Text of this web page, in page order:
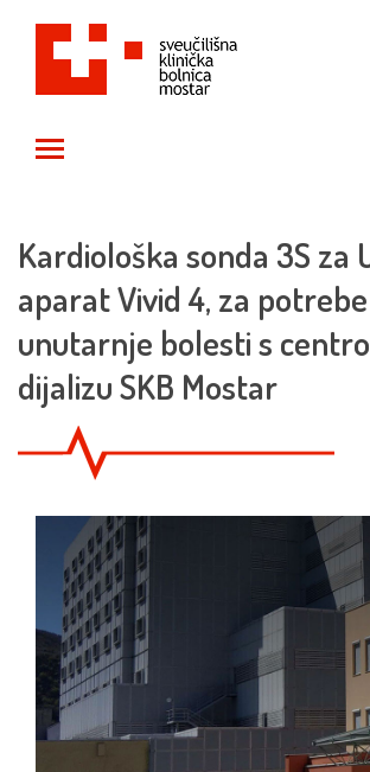
Kardiološka sonda 3S za
aparat Vivid 4, za
unutarnje bolesti s
dijalizu SKB Mostar